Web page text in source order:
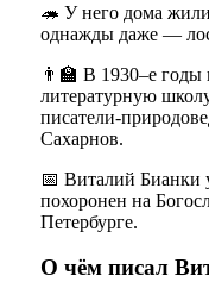
🦔 У него дома
однажды даже —
👨‍🏫 В 1930–е годы
литературную
писатели-
Сахарнов.
📅 Виталий Бианки
похоронен на
Петербурге.
О чём писал